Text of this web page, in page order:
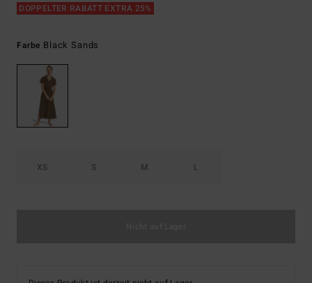
DOPPELTER RABATT EXTRA 25%
Farbe Black Sands
XS S M L